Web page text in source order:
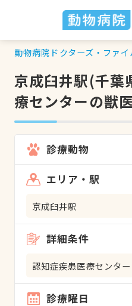
動物病院ドクターズ・ファイ
京成臼井駅(千葉
療センターの獣
診療動物
エリア・駅
京成臼井駅
詳細条件
認知症疾患医療センター
診療曜日